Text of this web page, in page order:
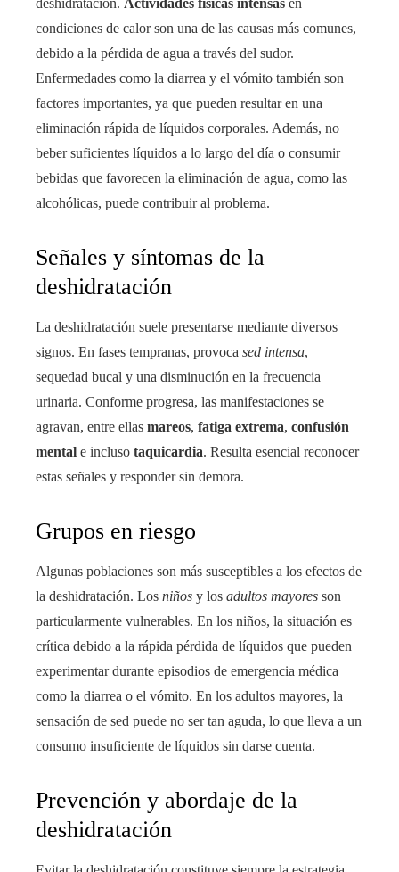
deshidratación. Actividades físicas intensas en
condiciones de calor son una de las causas más comunes,
debido a la pérdida de agua a través del sudor.
Enfermedades como la diarrea y el vómito también son
factores importantes, ya que pueden resultar en una
eliminación rápida de líquidos corporales. Además, no
beber suficientes líquidos a lo largo del día o consumir
bebidas que favorecen la eliminación de agua, como las
alcohólicas, puede contribuir al problema.
Señales y síntomas de la
deshidratación
La deshidratación suele presentarse mediante diversos
signos. En fases tempranas, provoca sed intensa,
sequedad bucal y una disminución en la frecuencia
urinaria. Conforme progresa, las manifestaciones se
agravan, entre ellas mareos, fatiga extrema, confusión
mental e incluso taquicardia. Resulta esencial reconocer
estas señales y responder sin demora.
Grupos en riesgo
Algunas poblaciones son más susceptibles a los efectos de
la deshidratación. Los niños y los adultos mayores son
particularmente vulnerables. En los niños, la situación es
crítica debido a la rápida pérdida de líquidos que pueden
experimentar durante episodios de emergencia médica
como la diarrea o el vómito. En los adultos mayores, la
sensación de sed puede no ser tan aguda, lo que lleva a un
consumo insuficiente de líquidos sin darse cuenta.
Prevención y abordaje de la
deshidratación